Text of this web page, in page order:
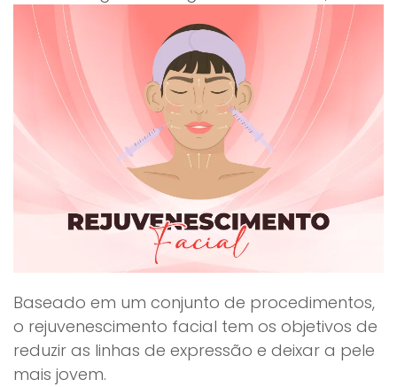
Baseado em um conjunto de procedimentos,
o rejuvenescimento facial tem os objetivos de
reduzir as linhas de expressão e deixar a pele
mais jovem.